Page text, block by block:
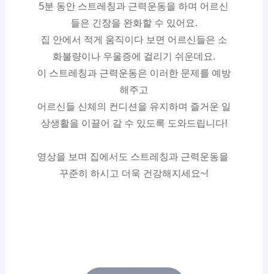
5분 동안 스트레칭과 근력운동을 하며 어르신
들은 긴장을 완화할 수 있어요.
집 안에서 적게 움직이다 보면 어르신들은 소
화불량이나 우울증에 걸리기 쉬운데요.
이 스트레칭과 근력운동은 이러한 문제를 예방
해주고
어르신들 신체의 컨디션을 유지하며 즐거운 일
상생활을 이끌어 갈 수 있도록 도와드립니다!
영상을 보며 집에서도 스트레칭과 근력운동을
꾸준히 하시고 더욱 건강해지세요~!